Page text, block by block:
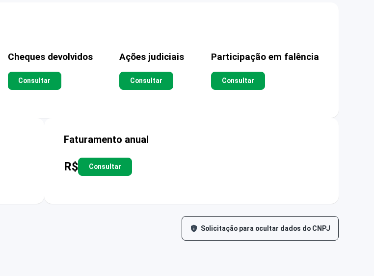
Cheques devolvidos
Consultar
Ações judiciais
Consultar
Participação em falência
Consultar
Faturamento anual
R$ Consultar
Solicitação para ocultar dados do CNPJ